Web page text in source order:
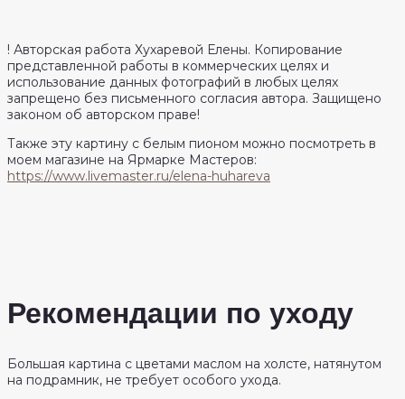
! Авторская работа Хухаревой Елены. Копирование
представленной работы в коммерческих целях и
использование данных фотографий в любых целях
запрещено без письменного согласия автора. Защищено
законом об авторском праве!
Также эту картину с белым пионом можно посмотреть в
моем магазине на Ярмарке Мастеров:
https://www.livemaster.ru/elena-huhareva
Рекомендации по уходу
Большая картина с цветами маслом на холсте, натянутом
на подрамник, не требует особого ухода.